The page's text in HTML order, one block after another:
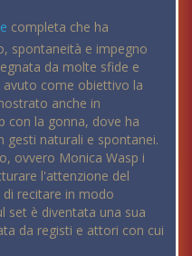
completa che ha
spontaneità e impegno
da molte sfide e
avuto come obiettivo la
anche in
con la gonna, dove ha
gesti naturali e spontanei.
ovvero Monica Wasp i
l'attenzione del
di recitare in modo
set è diventata una sua
da registi e attori con cui